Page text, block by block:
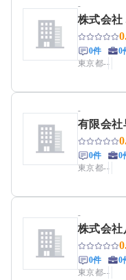
-
株式会社
0件 0
東京都--
-
有限会社
0件 0
東京都--
-
株式会社
0件 0
東京都--